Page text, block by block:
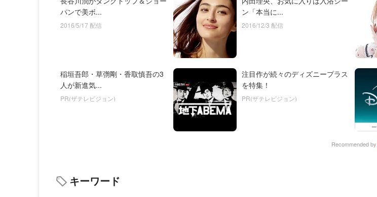
パンで美ボ...
2016/5/17 配信
ン「本当に...
2016/12/3 配信
稲垣吾郎・草彅剛・香取慎吾の3
人が新進気...
PR(ザテレビジョン)
注目作が続々のディズニープラス
を特集！
PR(ザテレビジョン)
Recommended by
キーワード